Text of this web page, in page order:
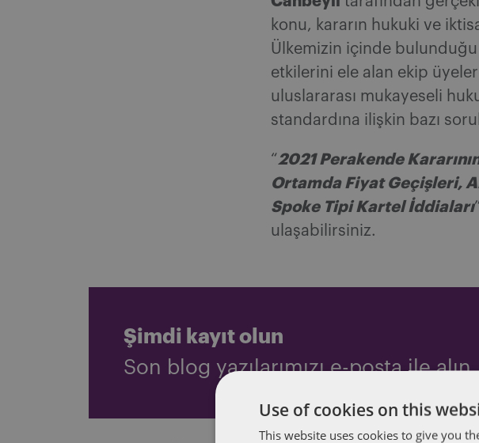
konu, kararın hukuki ve
Ülkemizin içinde
etkilerini ele alan ekip
uluslararası mukayeseli
standardına ilişkin bazı
“2021 Perakende
Ortamda Fiyat Geçişleri,
Spoke Tipi Kartel İddiaları
ulaşabilirsiniz.
Şimdi kayıt olun
Son blog yazılarımızı e-posta ile alın.
Use of cookies on this
This website uses cookies to give you